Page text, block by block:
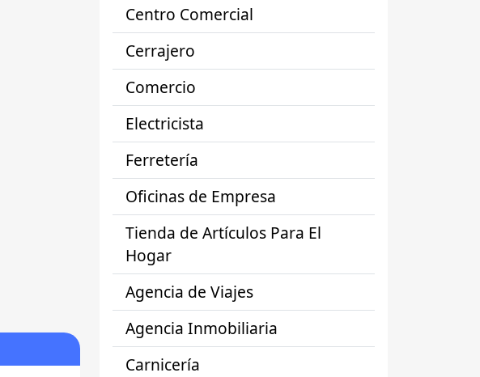
Centro Comercial
Cerrajero
Comercio
Electricista
Ferretería
Oficinas de Empresa
Tienda de Artículos Para El
Hogar
Agencia de Viajes
Agencia Inmobiliaria
Carnicería